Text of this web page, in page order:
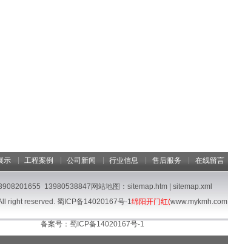
示 工程案例 公司新闻 行业信息 售后服务 在线留言
13980538847网站地图： sitemap.htm
sitemap.xml
right reserved. 蜀ICP备14020167号-1绵阳开门红(www.mykmh.com
备案号： 蜀ICP备14020167号-1